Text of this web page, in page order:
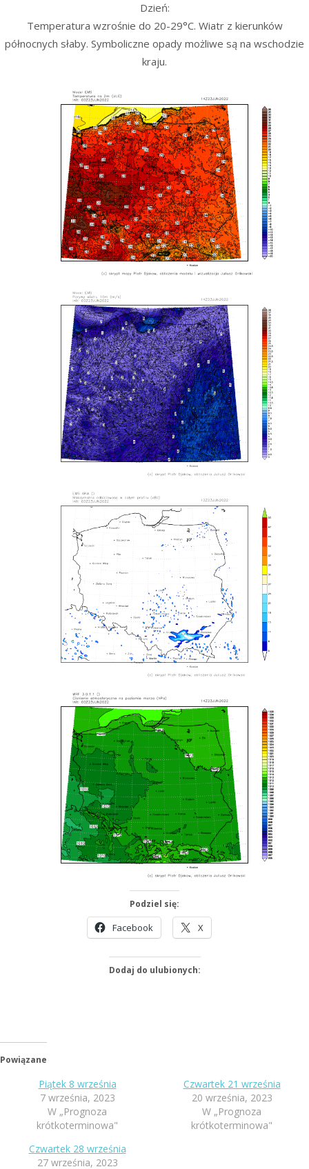
Dzień:
Temperatura wzrośnie do 20-29°C. Wiatr z kierunków
północnych słaby. Symboliczne opady możliwe są na wschodzie
kraju.
Podziel się:
Facebook X
Dodaj do ulubionych:
Powiązane
Piątek 8 września
7 września, 2023
W „Prognoza
krótkoterminowa"
Czwartek 21 września
20 września, 2023
W „Prognoza
krótkoterminowa"
Czwartek 28 września
27 września, 2023